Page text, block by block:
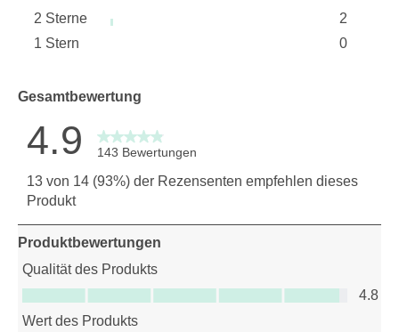
0
2 Sterne Sterne
2
2
1 Stern
0
Gesamtbewertung
4.9 143 Bewertungen
13 von 14 (93%) der Rezensenten empfehlen dieses
Produkt
Produktbewertungen
Qualität des Produkts
Qualität des Produkts, 4.8 von 5
4.8
Wert des Produkts